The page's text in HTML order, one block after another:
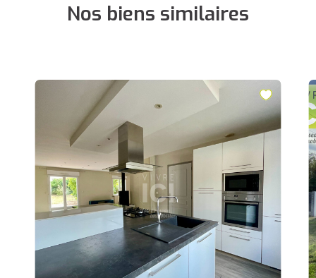
Nos biens similaires